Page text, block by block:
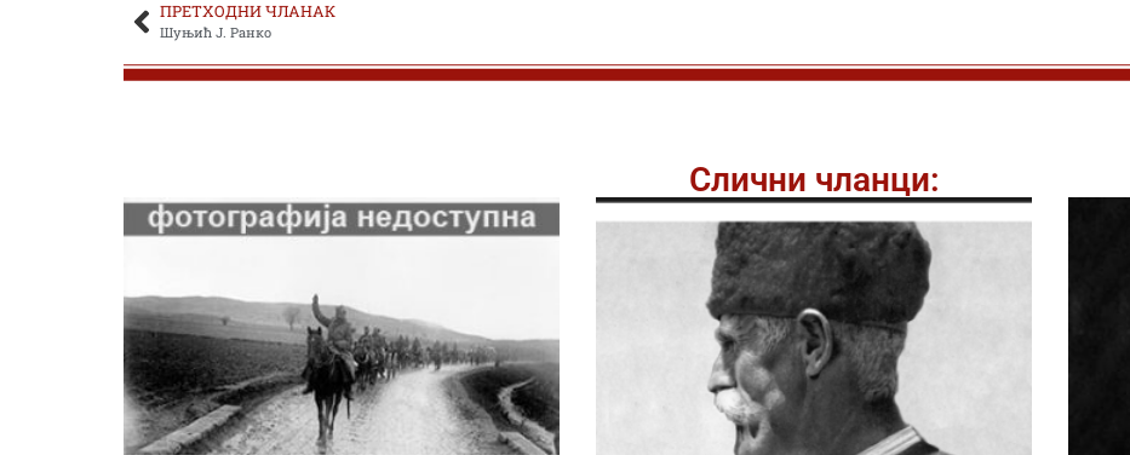
ПРЕТХОДНИ ЧЛАНАК
Шуњић Ј. Ранко
Слични чланци: